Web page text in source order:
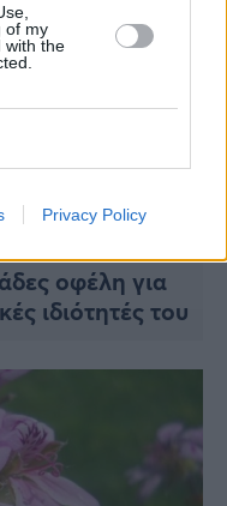
of my
with the
Privacy Policy
οφέλη για
ιδιότητές του